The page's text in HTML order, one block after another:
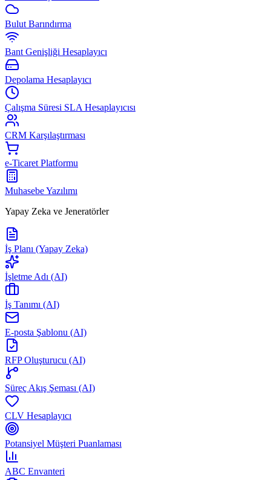
Bulut Barındırma
Bant Genişliği Hesaplayıcı
Depolama Hesaplayıcı
Çalışma Süresi SLA Hesaplayıcısı
CRM Karşılaştırması
e-Ticaret Platformu
Muhasebe Yazılımı
Yapay Zeka ve Jeneratörler
İş Planı (Yapay Zeka)
İşletme Adı (AI)
İş Tanımı (AI)
E-posta Şablonu (AI)
RFP Oluşturucu (AI)
Süreç Akış Şeması (AI)
CLV Hesaplayıcı
Potansiyel Müşteri Puanlaması
ABC Envanteri